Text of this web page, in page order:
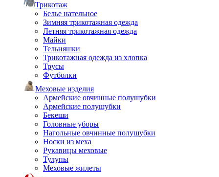
Трикотаж
Белье нательное
Зимняя трикотажная одежда
Летняя трикотажная одежда
Майки
Тельняшки
Трикотажная одежда из хлопка
Трусы
Футболки
Меховые изделия
Армейские овчинные полушубки
Армейские полушубки
Бекеши
Головные уборы
Нагольные овчинные полушубки
Носки из меха
Рукавицы меховые
Тулупы
Меховые жилеты